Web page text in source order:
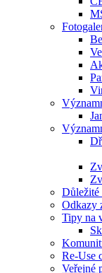
Důležité
Odkazy
Tipy na
Re-Use
Veřejné